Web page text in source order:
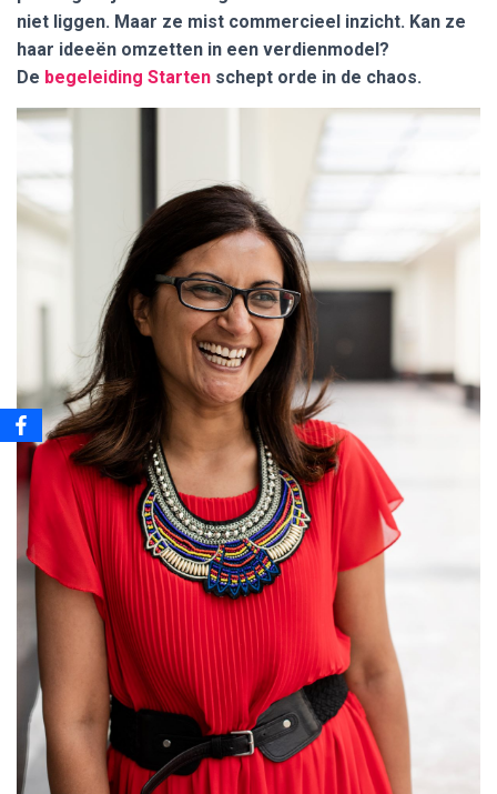
niet liggen. Maar ze mist commercieel inzicht. Kan ze
haar ideeën omzetten in een verdienmodel?
De begeleiding Starten schept orde in de chaos.